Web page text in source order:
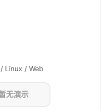
Linux / Web
无演示